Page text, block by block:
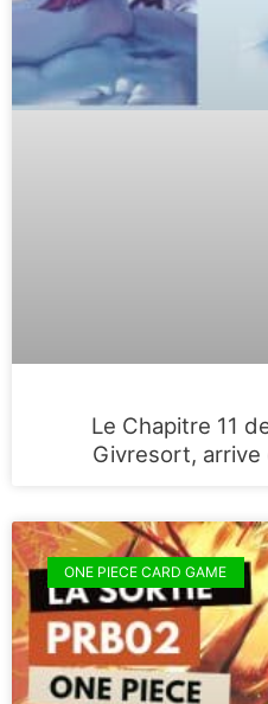
Le Chapitre 11
Givresort,
ONE PIECE CARD GAME